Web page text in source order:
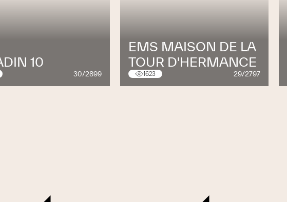
10
30/2899
EMS MAISON DE LA
TOUR D'HERMANCE
1623 29/2797